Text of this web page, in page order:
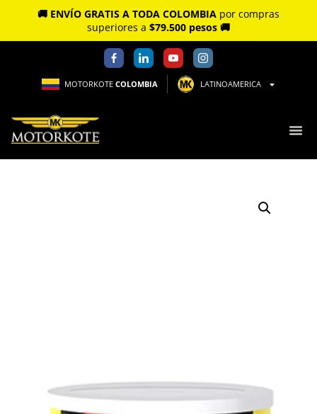
🚚 ENVÍO GRATIS A TODA COLOMBIA por compras
superiores a $79.500 pesos 🚚
MOTORKOTE COLOMBIA LATINOAMERICA